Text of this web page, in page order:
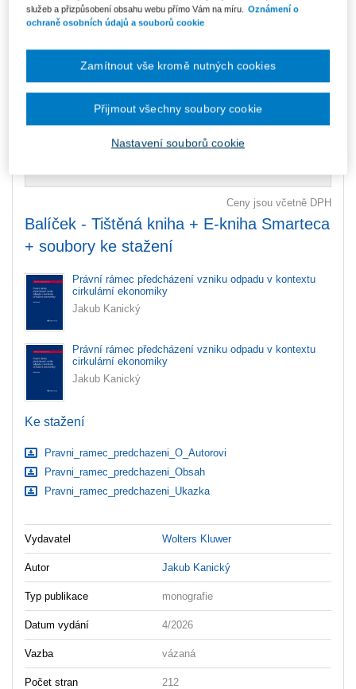
Skladem - expedice do 2 pracovních dnů
Co je Smarteca?
Upozorňujeme, že v období od 1.8. do 21.8. z technických
Ceny jsou včetně DPH
Balíček - Tištěná kniha + E-kniha Smarteca
+ soubory ke stažení
Právní rámec předcházení vzniku odpadu v kontextu
cirkulární ekonomiky
Jakub Kanický
Právní rámec předcházení vzniku odpadu v kontextu
cirkulární ekonomiky
Jakub Kanický
Ke stažení
Pravni_ramec_predchazeni_O_Autorovi
Pravni_ramec_predchazeni_Obsah
Pravni_ramec_predchazeni_Ukazka
Vydavatel Wolters Kluwer
Autor Jakub Kanický
Typ publikace monografie
Datum vydání 4/2026
Vazba vázaná
Počet stran 212
služeb a přizpůsobení obsahu webu přímo Vám na míru.
Oznámení o
ochraně osobních údajů a souborů cookie
Nastavení souborů cookie
Zamítnout vše kromě nutných cookies
Přijmout všechny soubory cookie